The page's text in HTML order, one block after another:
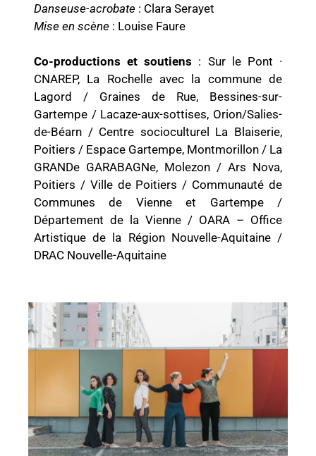
Danseuse-acrobate : Clara Serayet
Mise en scène : Louise Faure
Co-productions et soutiens : Sur le Pont ·
CNAREP, La Rochelle avec la commune de
Lagord / Graines de Rue, Bessines-sur-
Gartempe / Lacaze-aux-sottises, Orion/Salies-
de-Béarn / Centre socioculturel La Blaiserie,
Poitiers / Espace Gartempe, Montmorillon / La
GRANDe GARABAGNe, Molezon / Ars Nova,
Poitiers / Ville de Poitiers / Communauté de
Communes de Vienne et Gartempe /
Département de la Vienne / OARA – Office
Artistique de la Région Nouvelle-Aquitaine /
DRAC Nouvelle-Aquitaine